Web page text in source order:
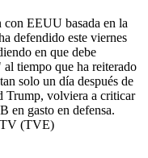
EEUU basada en la
defendido este viernes
en que debe
tiempo que ha reiterado
solo un día después de
Trump, volviera a criticar
en gasto en defensa.
(TVE)